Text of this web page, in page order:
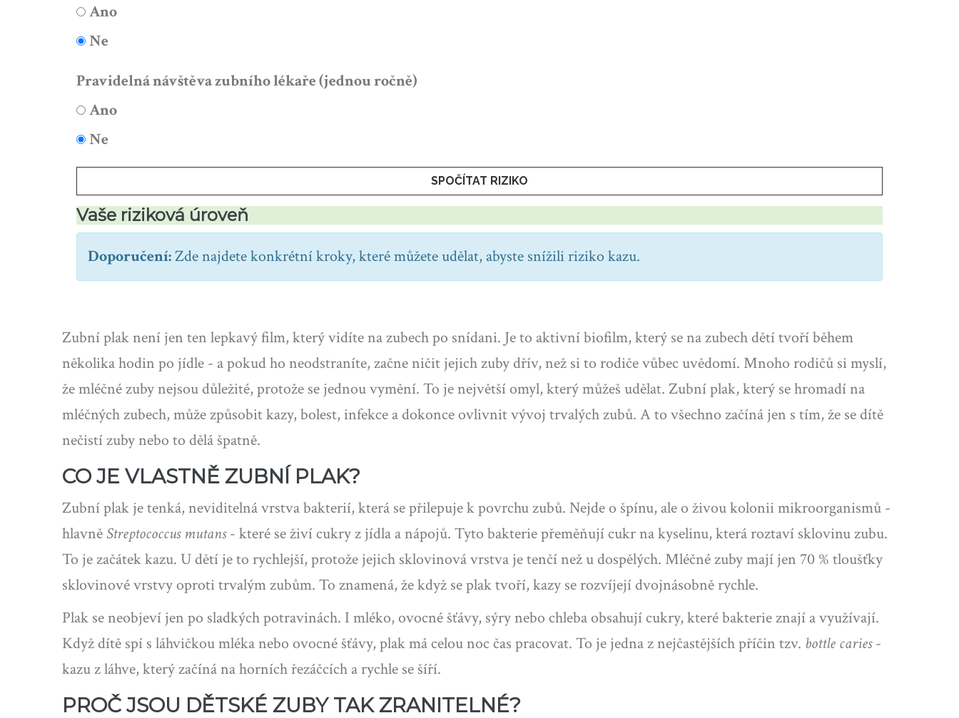
Ano
Ne
Pravidelná návštěva zubního lékaře (jednou ročně)
Ano
Ne
SPOČÍTAT RIZIKO
Vaše riziková úroveň
Doporučení:Zde najdete konkrétní kroky, které můžete udělat, abyste snížili riziko kazu.
Zubní plak není jen ten lepkavý film, který vidíte na zubech po snídani. Je to aktivní biofilm, který se na zubech dětí tvoří během
několika hodin po jídle - a pokud ho neodstraníte, začne ničit jejich zuby dřív, než si to rodiče vůbec uvědomí. Mnoho rodičů si myslí,
že mléčné zuby nejsou důležité, protože se jednou vymění. To je největší omyl, který můžeš udělat. Zubní plak, který se hromadí na
mléčných zubech, může způsobit kazy, bolest, infekce a dokonce ovlivnit vývoj trvalých zubů. A to všechno začíná jen s tím, že se dítě
nečistí zuby nebo to dělá špatně.
CO JE VLASTNĚ ZUBNÍ PLAK?
Zubní plak je tenká, neviditelná vrstva bakterií, která se přilepuje k povrchu zubů. Nejde o špínu, ale o živou kolonii mikroorganismů -
hlavně Streptococcus mutans- které se živí cukry z jídla a nápojů. Tyto bakterie přeměňují cukr na kyselinu, která roztaví sklovinu zubu.
To je začátek kazu. U dětí je to rychlejší, protože jejich sklovinová vrstva je tenčí než u dospělých. Mléčné zuby mají jen 70 % tloušťky
sklovinové vrstvy oproti trvalým zubům. To znamená, že když se plak tvoří, kazy se rozvíjejí dvojnásobně rychle.
Plak se neobjeví jen po sladkých potravinách. I mléko, ovocné šťávy, sýry nebo chleba obsahují cukry, které bakterie znají a využívají.
Když dítě spí s láhvičkou mléka nebo ovocné šťávy, plak má celou noc čas pracovat. To je jedna z nejčastějších příčin tzv. bottle caries-
kazu z láhve, který začíná na horních řezáčcích a rychle se šíří.
PROČ JSOU DĚTSKÉ ZUBY TAK ZRANITELNÉ?